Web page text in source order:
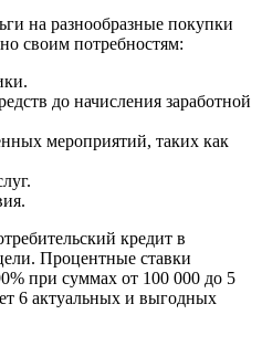
на разнообразные покупки
своим потребностям:
до начисления заработной
мероприятий, таких как
кредит в
Процентные ставки
при суммах от 100 000 до 5
6 актуальных и выгодных